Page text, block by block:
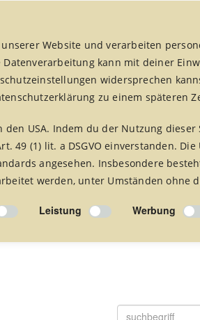
Website und verarbeiten
kann mit deiner
widersprechen
zu einem späteren
USA. Indem du der Nutzung
49 (1) lit. a DSGVO einverstanden.
angesehen. Insbesondere
werden, unter Umständen ohne
Leistung Werbung